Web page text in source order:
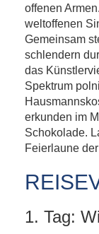
offenen
weltoffenen
Gemeinsam
schlendern
das
Spektrum
erkunden im
Schokolade.
Feierlaune
1. Tag: